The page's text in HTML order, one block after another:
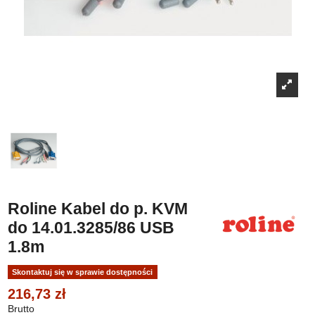
Roline Kabel do p. KVM
do 14.01.3285/86 USB
1.8m
Skontaktuj się w sprawie dostępności
216,73 zł
Brutto